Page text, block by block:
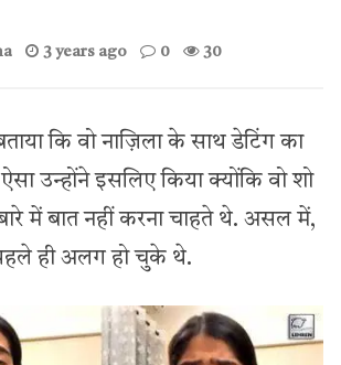
3 years ago 0 30
कि वो नाज़िला के साथ डेटिंग का
उन्होंने इसलिए किया क्योंकि वो शो
में बात नहीं करना चाहते थे. असल में,
ही अलग हो चुके थे.